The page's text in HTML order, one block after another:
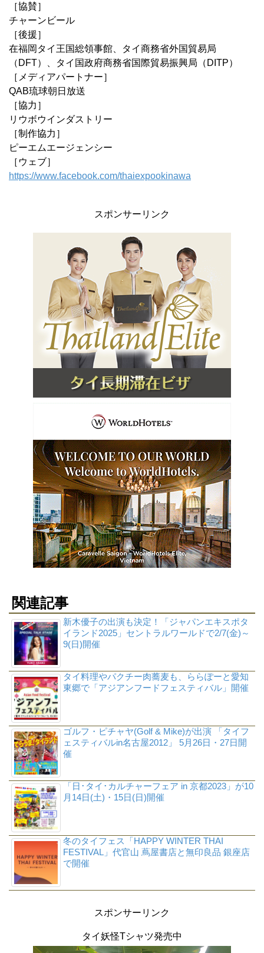
［協賛］
チャーンビール
［後援］
在福岡タイ王国総領事館、タイ商務省外国貿易局
（DFT）、タイ国政府商務省国際貿易振興局（DITP）
［メディアパートナー］
QAB琉球朝日放送
［協力］
リウボウインダストリー
［制作協力］
ピーエムエージェンシー
［ウェブ］
https://www.facebook.com/thaiexpookinawa
スポンサーリンク
関連記事
新木優子の出演も決定！「ジャパンエキスポタ
イランド2025」セントラルワールドで2/7(金)～
9(日)開催
タイ料理やパクチー肉蕎麦も、ららぽーと愛知
東郷で「アジアンフードフェスティバル」開催
ゴルフ・ピチャヤ(Golf & Mike)が出演 「タイフ
ェスティバルin名古屋2012」 5月26日・27日開
催
「日･タイ･カルチャーフェア in 京都2023」が10
月14日(土)・15日(日)開催
冬のタイフェス「HAPPY WINTER THAI
FESTIVAL」代官山 蔦屋書店と無印良品 銀座店
で開催
スポンサーリンク
タイ妖怪Tシャツ発売中